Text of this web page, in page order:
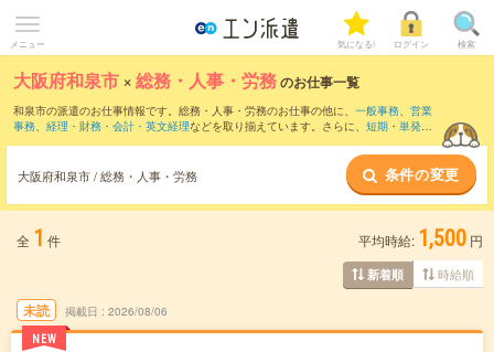
メニュー 気になる! ログイン 検索
大阪府和泉市 ×総務・人事・労務のお仕事一覧
和泉市の派遣のお仕事情報です。総務・人事・労務のお仕事の他に、 一般事務、 営業
事務、 経理・財務・会計・英文経理などを取り揃えています。さらに、 短期 ・ 単発な
大阪府和泉市 / 総務・人事・労務 条件の変更
全 1 件 平均時給: 1,500 円
新着順 時給順
未読
NEW
掲載日 2026/08/06